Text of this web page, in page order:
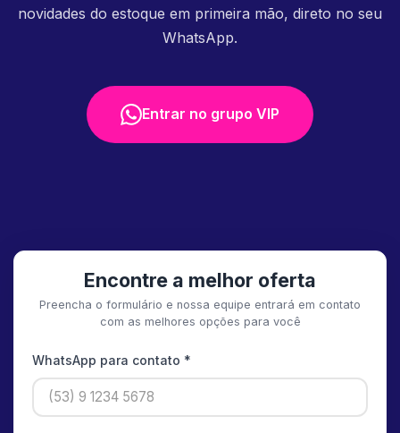
novidades do estoque em primeira mão, direto no seu
WhatsApp.
Entrar no grupo VIP
Encontre a melhor oferta
Preencha o formulário e nossa equipe entrará em contato
com as melhores opções para você
WhatsApp para contato *